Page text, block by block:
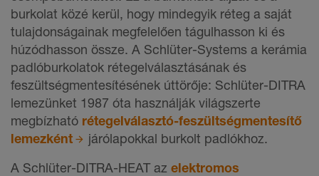
burkolat közé kerül, hogy mindegyik réteg a saját
tulajdonságainak megfelelően tágulhasson ki és
húzódhasson össze. A Schlüter-Systems a kerámia
padlóburkolatok rétegelválasztásának és
feszültségmentesítésének úttörője: Schlüter-DITRA
lemezünket 1987 óta használják világszerte
megbízható rétegelválasztó-feszültségmentesítő
lemezként
járólapokkal burkolt padlókhoz.
A Schlüter-DITRA-HEAT az elektromos